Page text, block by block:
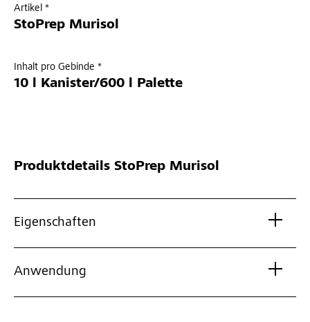
Artikel *
StoPrep Murisol
Inhalt pro Gebinde *
10 l Kanister/600 l Palette
Produktdetails StoPrep Murisol
Eigenschaften
Anwendung